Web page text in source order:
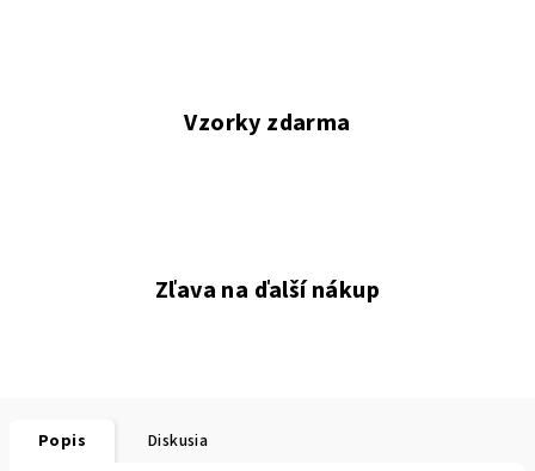
Vzorky zdarma
Zľava na ďalší nákup
Popis Diskusia